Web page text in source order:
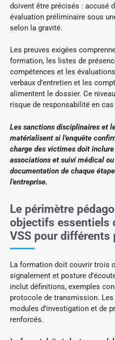
doivent être précisés : accusé
évaluation préliminaire sous
selon la gravité.
Les preuves exigées
formation, les listes de
compétences et les
verbaux d’entretien et les
alimentent le dossier. Ce
risque de responsabilité en
Les sanctions disciplinaires et
matérialisent si l’enquête
charge des victimes doit
associations et suivi médical
documentation de chaque
l’entreprise.
Le périmètre
objectifs essentiels
VSS pour différents
La formation doit couvrir trois
signalement et posture
inclut définitions, exemples
protocole de transmission.
modules d’investigation et de
renforcés.